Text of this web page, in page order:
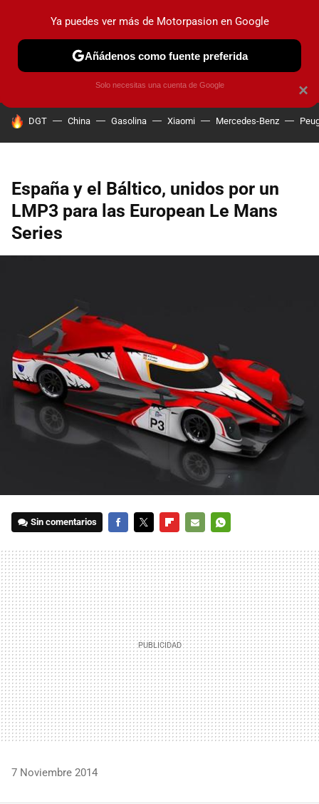
PRUEBAS COCHES ELÉCTRICOS OBSERVATORIO
HOY SE HABLA DE
DGT China Gasolina Xiaomi Mercedes-Benz
España y el Báltico, unidos por un
LMP3 para las European Le Mans
Series
Sin comentarios
MAIL
7 Noviembre 2014
×
Ya puedes ver más de Motorpasion en Google
Añádenos como fuente preferida
Solo necesitas una cuenta de Google